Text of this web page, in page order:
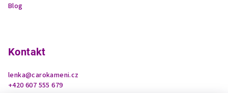
Blog
Kontakt
lenka@carokameni.cz
+420 607 555 679